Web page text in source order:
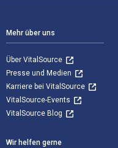
Mehr über uns
Über VitalSource
Presse und Medien
Karriere bei VitalSource
VitalSource-Events
VitalSource Blog
Wir helfen gerne